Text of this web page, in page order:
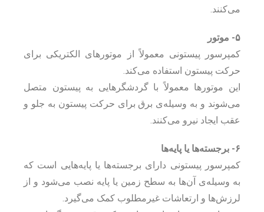
می‌کنند.
۵- موتور
کمپرسور پیستونی معمولاً از موتورهای الکتریکی برای
حرکت پیستون استفاده می‌کند.
این موتورها معمولاً با گردشگرهایی به پیستون متصل
می‌شوند و به وسیله‌ی برق برای حرکت پیستون به جلو و
عقب ایجاد نیرو می‌کنند.
۶- برجسته‌ها یا پایه‌ها
کمپرسور پیستونی دارای برجسته‌ها یا پایه‌هایی است که
به وسیله‌ی آن‌ها به سطح زمین یا پایه نصب می‌شود و از
لرزش‌ها و ارتعاشات غیرمطلوب کمک می‌گیرد.